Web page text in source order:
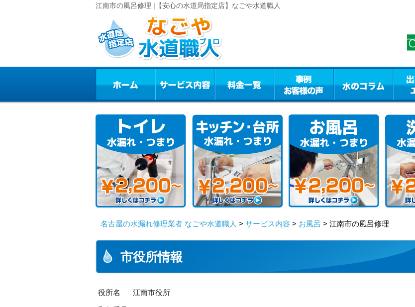
江南市の風呂修理 |【安心の水道局指定店】なごや水道職人
名古屋の水漏れ修理業者 なごや水道職人 > サービス内容 > お風呂 > 江南市の風呂修理
市役所情報
役所名 江南市役所